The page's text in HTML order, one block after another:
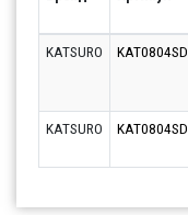
KATSURO KAT0804SD
KATSURO KAT0804SD